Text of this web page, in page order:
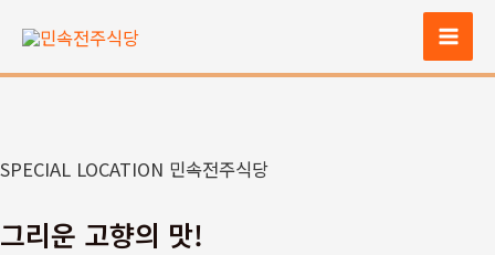
츠
너
기
Main
SPECIAL LOCATION 민속전주식당
그리운 고향의 맛!